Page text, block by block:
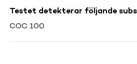
Testet detekterar följande
COC 100